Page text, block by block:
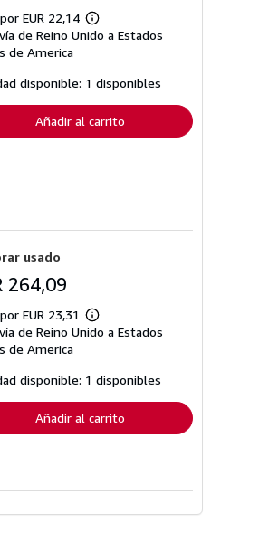
EUR 22,14
Más
información
tarifas
de
envío
de Reino Unido a Estados
de America
disponible: 1 disponibles
Añadir al carrito
usado
264,09
EUR 23,31
Más
información
tarifas
de
envío
de Reino Unido a Estados
de America
disponible: 1 disponibles
Añadir al carrito